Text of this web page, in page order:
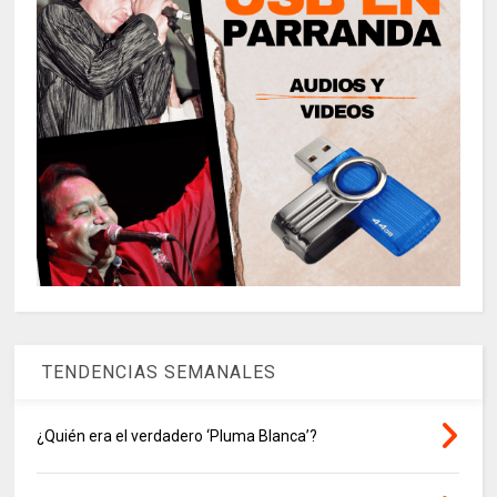
TENDENCIAS SEMANALES
¿Quién era el verdadero ‘Pluma Blanca’?